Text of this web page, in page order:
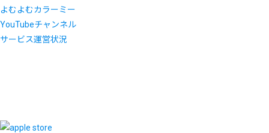
よむよむカラーミー
YouTubeチャンネル
サービス運営状況